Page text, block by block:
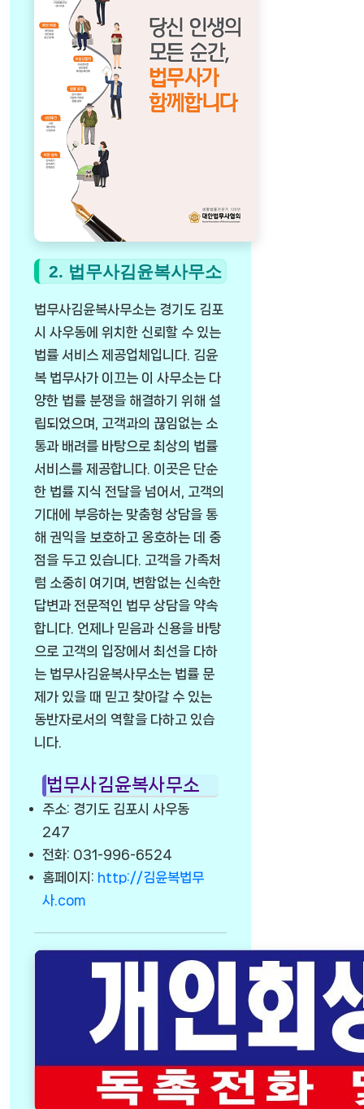
2. 법무사김윤복사무소
법무사김윤복사무소는 경기도 김포
시 사우동에 위치한 신뢰할 수 있는
법률 서비스 제공업체입니다. 김윤
복 법무사가 이끄는 이 사무소는 다
양한 법률 분쟁을 해결하기 위해 설
립되었으며, 고객과의 끊임없는 소
통과 배려를 바탕으로 최상의 법률
서비스를 제공합니다. 이곳은 단순
한 법률 지식 전달을 넘어서, 고객의
기대에 부응하는 맞춤형 상담을 통
해 권익을 보호하고 옹호하는 데 중
점을 두고 있습니다. 고객을 가족처
럼 소중히 여기며, 변함없는 신속한
답변과 전문적인 법무 상담을 약속
합니다. 언제나 믿음과 신용을 바탕
으로 고객의 입장에서 최선을 다하
는 법무사김윤복사무소는 법률 문
제가 있을 때 믿고 찾아갈 수 있는
동반자로서의 역할을 다하고 있습
니다.
법무사김윤복사무소
주소: 경기도 김포시 사우동
247
전화: 031-996-6524
홈페이지: http://김윤복법무
사.com